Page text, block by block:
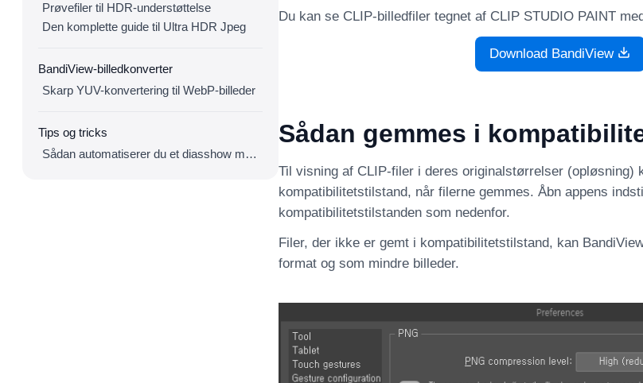
Prøvefiler til HDR-understøttelse
Den komplette guide til Ultra HDR Jpeg
BandiView-billedkonverter
Skarp YUV-konvertering til WebP-billeder
Tips og tricks
Sådan automatiserer du et diasshow med BandiView
Du kan se CLIP-billedfiler tegnet af CLIP STUDIO PAINT
Download BandiView
Sådan gemmes i
Til visning af CLIP-filer i deres originalstørrelser (opløsning)
kompatibilitetstilstand, når filerne gemmes. Åbn appens
kompatibilitetstilstanden som nedenfor.
Filer, der ikke er gemt i kompatibilitetstilstand, kan
format og som mindre billeder.